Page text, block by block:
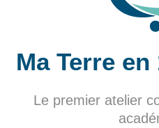
Ma Terre
Le premier atelier